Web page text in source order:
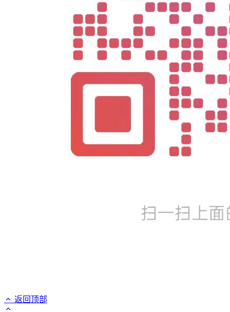
返回顶部